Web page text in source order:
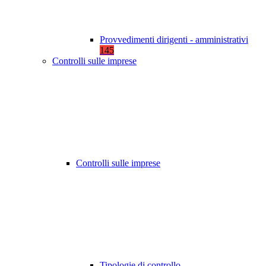
Provvedimenti dirigenti - amministrativi
145
Controlli sulle imprese
Controlli sulle imprese